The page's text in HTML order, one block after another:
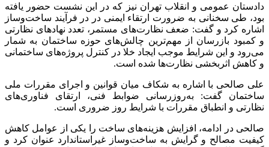
دادستان عمومی و انقلاب تهران نیز که در این نشست حضور یافته
بود، طی سخنانی به ضرورت ارتقاء ایمنی در در فرآیند ساخت‌وساز
اشاره کرد و گفت: ضعف نظارت‌های مستمر، تعدد نهادهای نظارتی
و کمبود بازرسان از مهم‌ترین چالش‌های حوزه ساختمان به شمار
می‌رود و این شرایط موجب ایجاد خلا در کنترل پروژه‌های ساختمانی
و کاهش اثربخشی نظارت‌ها شده است.
علی صالحی با اشاره به شکاف میان قوانین و اجرای مقررات ملی
ساختمان گفت: به‌روزرسانی ضوابط فنی، ارتقای فناوری‌های
نظارتی و انطباق مقررات با شرایط روز ضروری است.
صالحی در ادامه، افزایش هزینه‌های ساخت را یکی از عوامل کاهش
کیفیت مصالح و گرایش به ساخت‌وساز غیراستاندارد عنوان کرد و